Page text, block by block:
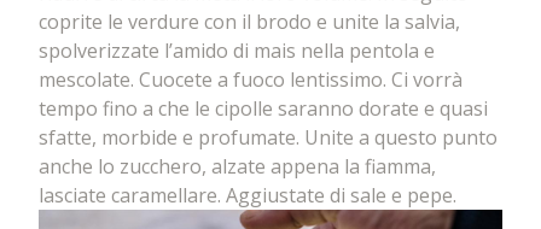
coprite le verdure con il brodo e unite la salvia,
spolverizzate l’amido di mais nella pentola e
mescolate. Cuocete a fuoco lentissimo. Ci vorrà
tempo fino a che le cipolle saranno dorate e quasi
sfatte, morbide e profumate. Unite a questo punto
anche lo zucchero, alzate appena la fiamma,
lasciate caramellare. Aggiustate di sale e pepe.